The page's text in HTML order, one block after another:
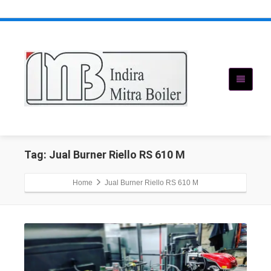
Tag: Jual Burner Riello RS 610 M
Home Jual Burner Riello RS 610 M